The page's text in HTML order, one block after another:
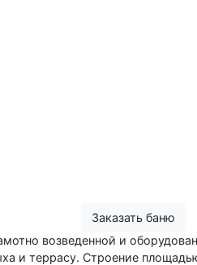
Заказать баню
возведенной и
и террасу. Строение